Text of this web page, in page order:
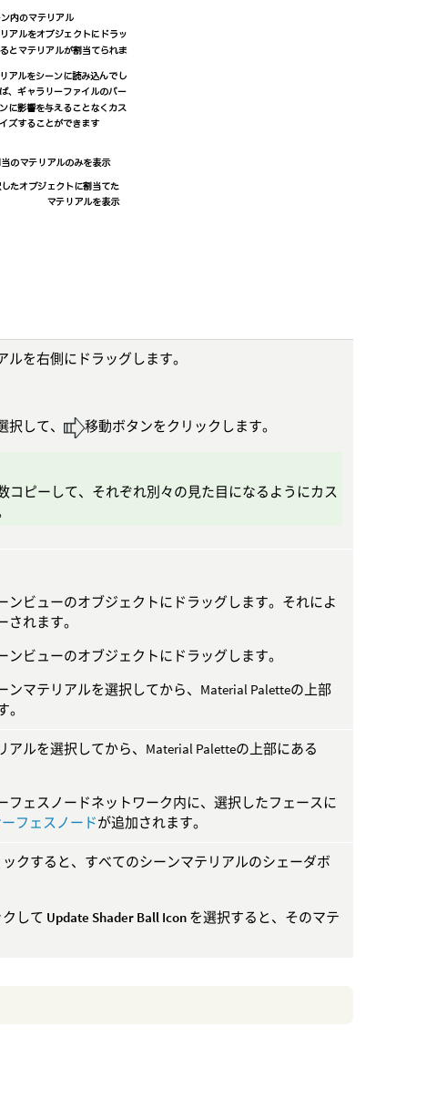
を右側にドラッグします。
択して、
移動ボタンをクリックします。
コピーして、それぞれ別々の見た目になるようにカス
ンビューのオブジェクトにドラッグします。それによ
れます。
ビューのオブジェクトにドラッグします。
ンマテリアルを選択してから、Material Paletteの上部
アルを選択してから、Material Paletteの上部にある
フェスノードネットワーク内に、選択したフェースに
フェスノードが追加されます。
クすると、すべてのシーンマテリアルのシェーダボ
して Update Shader Ball Iconを選択すると、そのマテ